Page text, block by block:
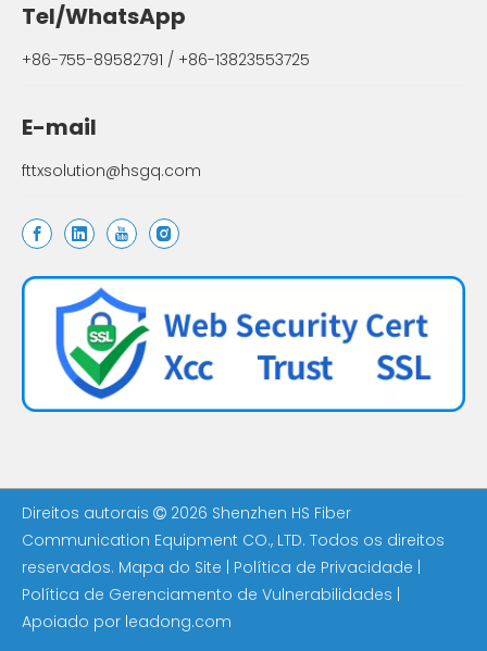
Tel/WhatsApp
+86-755-89582791 / +86-13823553725
E-mail
fttxsolution@hsgq.com
Direitos autorais  2026 Shenzhen HS Fiber
Communication Equipment CO., LTD. Todos os direitos
reservados. Mapa do Site | Política de Privacidade |
Política de Gerenciamento de Vulnerabilidades |
Apoiado por leadong.com